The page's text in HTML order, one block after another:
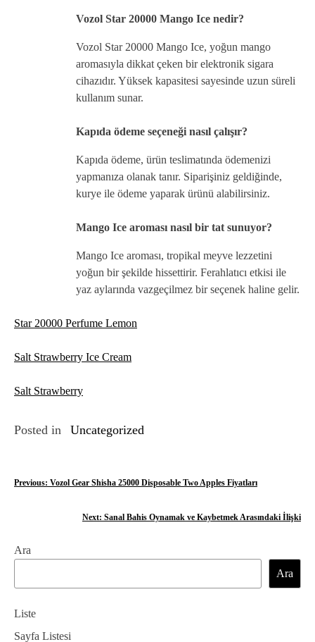
Vozol Star 20000 Mango Ice nedir?
Vozol Star 20000 Mango Ice, yoğun mango
aromasıyla dikkat çeken bir elektronik sigara
cihazıdır. Yüksek kapasitesi sayesinde uzun süreli
kullanım sunar.
Kapıda ödeme seçeneği nasıl çalışır?
Kapıda ödeme, ürün teslimatında ödemenizi
yapmanıza olanak tanır. Siparişiniz geldiğinde,
kurye ile ödeme yaparak ürünü alabilirsiniz.
Mango Ice aroması nasıl bir tat sunuyor?
Mango Ice aroması, tropikal meyve lezzetini
yoğun bir şekilde hissettirir. Ferahlatıcı etkisi ile
yaz aylarında vazgeçilmez bir seçenek haline gelir.
Star 20000 Perfume Lemon
Salt Strawberry Ice Cream
Salt Strawberry
Posted in Uncategorized
Y
ı
g
e
z
Previous: Vozol Gear Shisha 25000 Disposable Two Apples Fiyatları
Next: Sanal Bahis Oynamak ve Kaybetmek Arasındaki İlişki
Ara
Ara
Liste
Sayfa Listesi